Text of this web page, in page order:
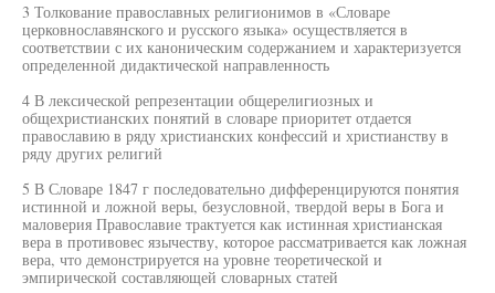
3 Толкование православных религионимов в «Словаре
церковнославянского и русского языка» осуществляется в
соответствии с их каноническим содержанием и характеризуется
определенной дидактической направленность
4 В лексической репрезентации общерелигиозных и
общехристианских понятий в словаре приоритет отдается
православию в ряду христианских конфессий и христианству в
ряду других религий
5 В Словаре 1847 г последовательно дифференцируются понятия
истинной и ложной веры, безусловной, твердой веры в Бога и
маловерия Православие трактуется как истинная христианская
вера в противовес язычеству, которое рассматривается как ложная
вера, что демонстрируется на уровне теоретической и
эмпирической составляющей словарных статей